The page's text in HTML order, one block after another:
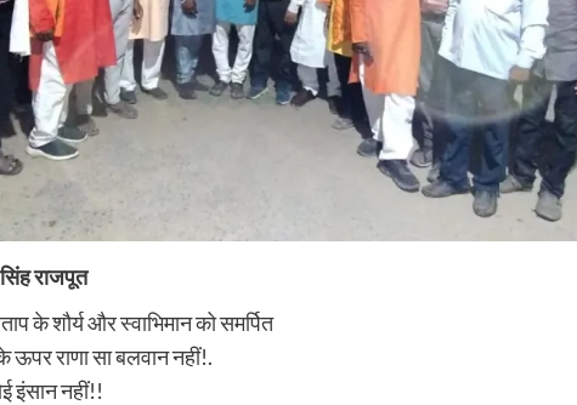
राजपूत
के शौर्य और स्वाभिमान को समर्पित
ऊपर राणा सा बलवान नहीं!.
इंसान नहीं!!